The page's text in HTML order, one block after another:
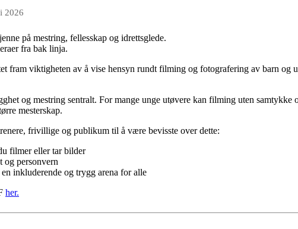
2026
på mestring, fellesskap og idrettsglede.
fra bak linja.
fram viktigheten av å vise hensyn rundt filming og fotografering av barn og
og mestring sentralt. For mange unge utøvere kan filming uten samtykke
mesterskap.
frivillige og publikum til å være bevisste over dette:
filmer eller tar bilder
og personvern
inkluderende og trygg arena for alle
her.